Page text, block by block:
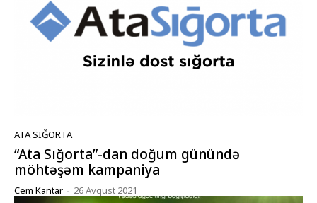
ATA SIĞORTA
“Ata Sığorta”-dan doğum günündə
möhtəşəm kampaniya
Cem Kantar - 26 Avqust 2021